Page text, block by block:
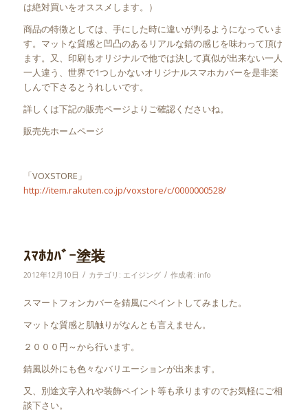
は絶対買いをオススメします。）
商品の特徴としては、手にした時に違いが判るようになっていま
す。マットな質感と凹凸のあるリアルな錆の感じを味わって頂け
ます。又、印刷もオリジナルで他では決して真似が出来ない一人
一人違う、世界で1つしかないオリジナルスマホカバーを是非楽
しんで下さるとうれしいです。
詳しくは下記の販売ページよりご確認くださいね。
販売先ホームページ
「VOXSTORE」
http://item.rakuten.co.jp/voxstore/c/0000000528/
ｽﾏﾎｶﾊﾞｰ塗装
2012年12月10日 / カテゴリ: エイジング / 作成者: info
スマートフォンカバーを錆風にペイントしてみました。
マットな質感と肌触りがなんとも言えません。
２０００円～から行います。
錆風以外にも色々なバリエーションが出来ます。
又、別途文字入れや装飾ペイント等も承りますのでお気軽にご相
談下さい。